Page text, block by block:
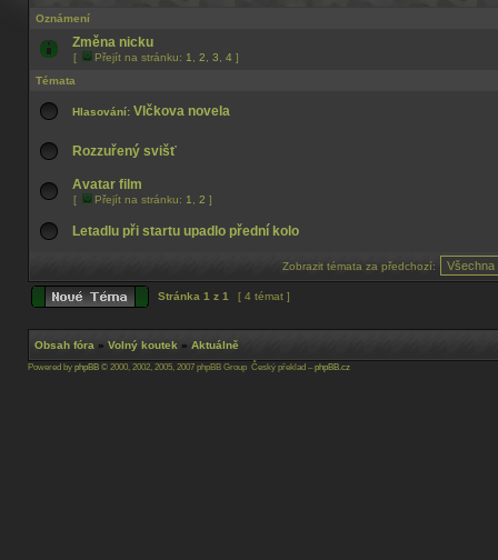
Oznámení
Změna nicku
[ Přejít na stránku: 1 2 3 4 ]
Témata
Hlasování: Vlčkova novela
Rozzuřený svišť
Avatar film
[ Přejít na stránku: 1 2 ]
Letadlu při startu upadlo přední kolo
Zobrazit témata za předchozí:
Stránka 1 z 1 [ 4 témat ]
Obsah fóra » Volný koutek » Aktuálně
Powered by phpBB © 2000, 2002, 2005, 2007 phpBB Group Český překlad –phpBB.cz